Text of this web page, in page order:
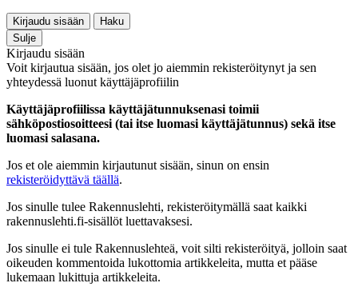
Kirjaudu sisään
Haku
Sulje
Kirjaudu sisään
Voit kirjautua sisään, jos olet jo aiemmin rekisteröitynyt ja sen
yhteydessä luonut käyttäjäprofiilin
Käyttäjäprofiilissa käyttäjätunnuksenasi toimii
sähköpostiosoitteesi (tai itse luomasi käyttäjätunnus) sekä itse
luomasi salasana.
Jos et ole aiemmin kirjautunut sisään, sinun on ensin
rekisteröidyttävä täällä.
Jos sinulle tulee Rakennuslehti, rekisteröitymällä saat kaikki
rakennuslehti.fi-sisällöt luettavaksesi.
Jos sinulle ei tule Rakennuslehteä, voit silti rekisteröityä, jolloin saat
oikeuden kommentoida lukottomia artikkeleita, mutta et pääse
lukemaan lukittuja artikkeleita.